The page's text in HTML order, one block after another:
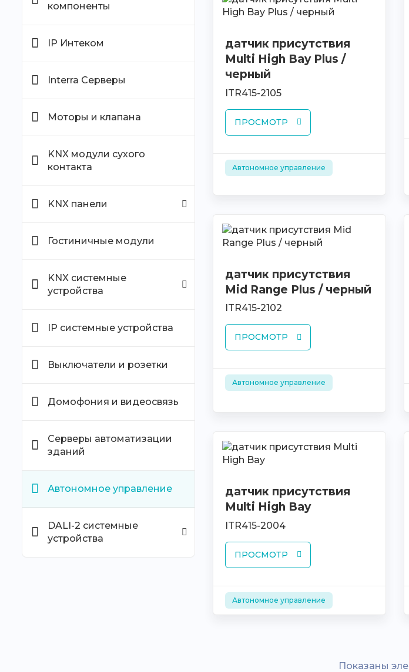
компоненты
IP Интеком
Interra Серверы
Моторы и клапана
KNX модули сухого
контакта
KNX панели
Гостиничные модули
KNX системные
устройства
IP системные устройства
Выключатели и розетки
Домофония и видеосвязь
Серверы автоматизации
зданий
Автономное управление
DALI-2 системные
устройства
датчик присутствия
Multi High Bay Plus /
черный
ITR415-2105
ПРОСМОТР
Автономное управление
датчик присутствия
Mid Range Plus / черный
ITR415-2102
ПРОСМОТР
Автономное управление
датчик присутствия
Multi High Bay
ITR415-2004
ПРОСМОТР
Автономное управление
Показаны